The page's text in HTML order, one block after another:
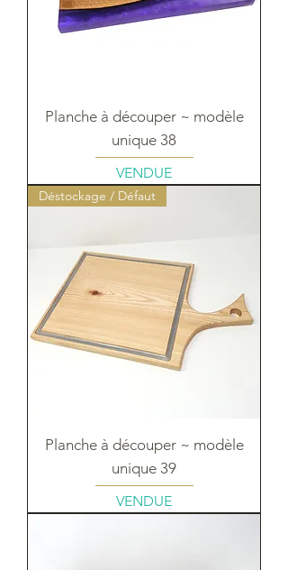
Planche à découper ~ modèle
unique 38
VENDUE
Déstockage / Défaut
Planche à découper ~ modèle
unique 39
VENDUE